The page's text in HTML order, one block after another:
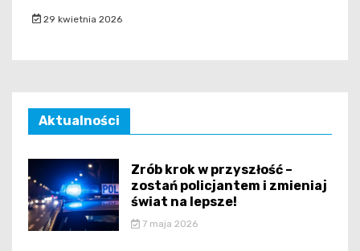
29 kwietnia 2026
Aktualności
Zrób krok w przyszłość –
zostań policjantem i zmieniaj
świat na lepsze!
7 maja 2026